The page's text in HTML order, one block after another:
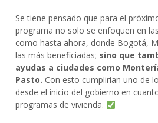
Se tiene pensado que para el
programa no solo se enfoquen en
como hasta ahora, donde Bogotá,
las más beneficiadas; sino que
ayudas a ciudades como
Pasto. Con esto cumplirían uno de
desde el inicio del gobierno en
programas de vivienda.